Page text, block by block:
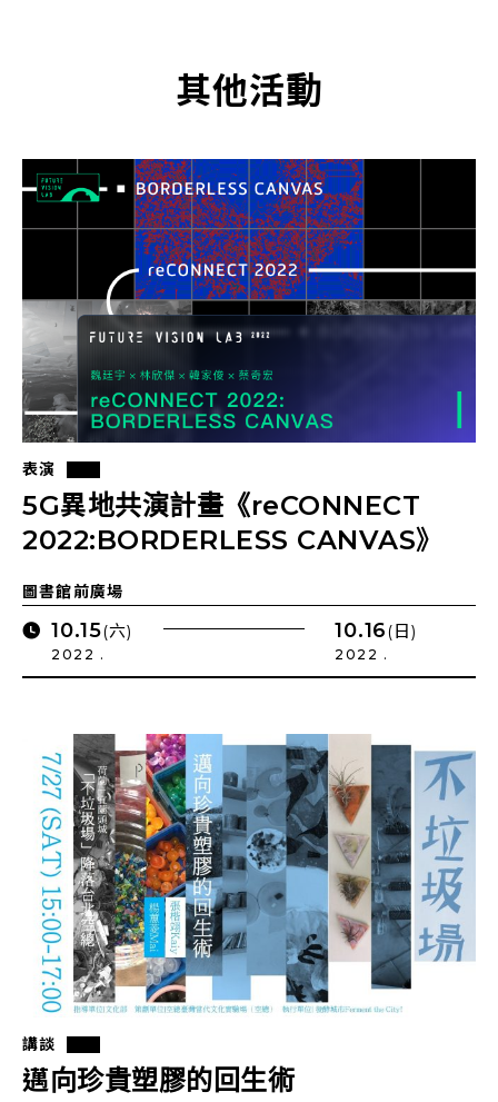
其他活動
表演
5G異地共演計畫《reCONNECT
2022:BORDERLESS CANVAS》
圖書館前廣場
10.15(六)
2022 .
10.16(日)
2022 .
講談
邁向珍貴塑膠的回生術